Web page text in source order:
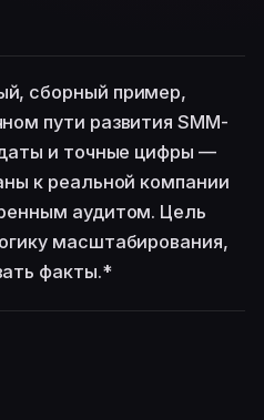
сборный пример,
пути развития SMM-
и точные цифры —
к реальной компании
аудитом. Цель
масштабирования,
факты.*